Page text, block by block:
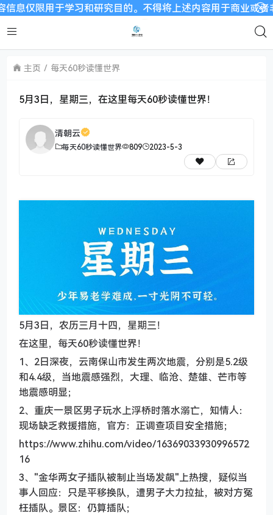
限用于学习和研究目的。不得将上述内容用于商业或者非
主页 每天60秒读懂世界
5月3日，星期三，在这里每天60秒读懂世界！
清朝云
每天60秒读懂世界 809 2023-5-3
5月3日，农历三月十四，星期三！
在这里，每天60秒读懂世界！
1、2日深夜，云南保山市发生两次地震，分别是5.2级
和4.4级，当地震感强烈，大理、临沧、楚雄、芒市等
地震感明显；
2、重庆一景区男子玩水上浮桥时落水溺亡，知情人：
现场缺乏救援措施，官方：正调查项目安全措施；
https://www.zhihu.com/video/16369033930996572
16
3、"金华两女子插队被制止当场发飙"上热搜，疑似当
事人回应：只是平移换队，遭男子大力拉扯，被对方冤
枉插队。景区：仍算插队；